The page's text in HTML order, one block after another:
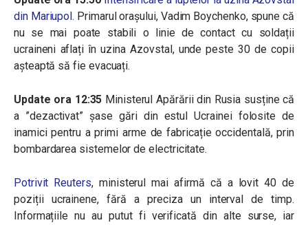
din Mariupol. Primarul orașului, Vadim Boychenko, spune că
nu se mai poate stabili o linie de contact cu soldații
ucraineni aflați în uzina Azovstal, unde peste 30 de copii
așteaptă să fie evacuați.
Update ora 12:35 Ministerul Apărării din Rusia susține că
a ”dezactivat” șase gări din estul Ucrainei folosite de
inamici pentru a primi arme de fabricație occidentală, prin
bombardarea sistemelor de electricitate.
Potrivit Reuters, ministerul mai afirmă că a lovit 40 de
poziții ucrainene, fără a preciza un interval de timp.
Informațiile nu au putut fi verificată din alte surse, iar